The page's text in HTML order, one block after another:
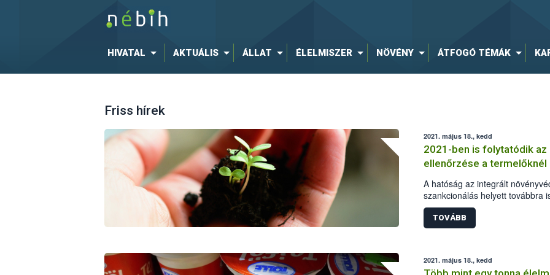
HIVATAL AKTUÁLIS ÁLLAT ÉLELMISZER NÖVÉNY ÁTFOGÓ TÉMÁK
Friss hírek
2021. május 18., kedd
2021-ben is folytatódik
ellenőrzése a termelőknél
A hatóság az integrált
szankcionálás helyett továbbra
termelőket, és iránymutatást
leginkább környezetkímélő
országos, támogató
TOVÁBB
2021. május 18., kedd